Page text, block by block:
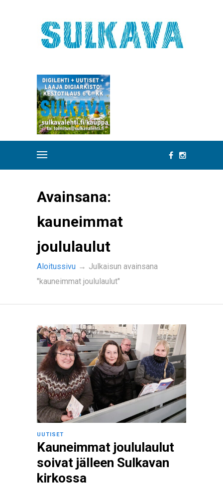
Avainsana:
kauneimmat
joululaulut
Aloitussivu → Julkaisun avainsana
"kauneimmat joululaulut"
UUTISET
Kauneimmat joululaulut
soivat jälleen Sulkavan
kirkossa